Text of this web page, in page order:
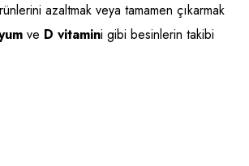
azaltmak veya tamamen çıkarmak
ve D vitamini gibi besinlerin takibi